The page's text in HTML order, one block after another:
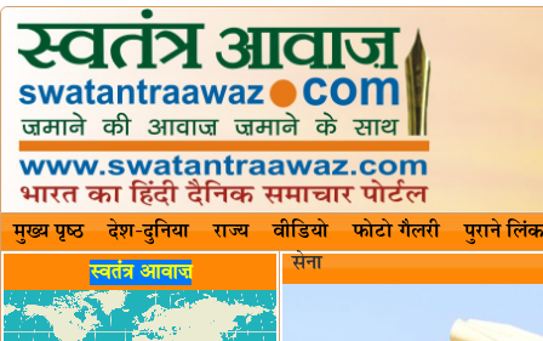
मुख्य पृष्ठ देश-दुनिया राज्य वीडियो फोटो गैलरी पुराने लिंक
स्वतंत्र आवाज़ सेना